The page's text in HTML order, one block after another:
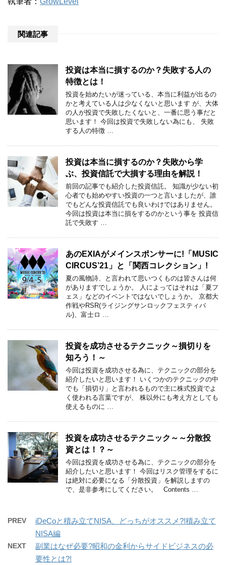
関連記事
投資は本当に損するのか？失敗する人の
特徴とは！
投資を始めたいが迷っている、本当に利益が出るの
かと考えている人は少なくないと思います が、大体
の人が投資で失敗したくないと、一番に思う事だと
思います！ 今回は投資で失敗しない為にも、 失敗
する人の特徴 …
投資は本当に損するのか？失敗から学
ぶ、投資信託で大損する理由を解説！
前回の記事でも紹介した投資信託。 知識が少ない初
心者でも始めやすい投資の一つと言いましたが、誰
でもどんな投資信託でも良いわけではありません。
今回は投資は本当に損をするのかという事を 投資信
託で失敗す …
あのEXIAがメインスポンサーに!「MUSIC
CIRCUS’21」と「関西コレクション」!
夏の風物詩、と言われて思いつくものは皆さんは何
がありますでしょうか。 人によってはそれは「夏フ
ェス」などのイベントではないでしょうか。 京都大
作戦やRSR(ライジングサンロックフェスティバ
ル)、富士ロ …
投資を成功させるテクニック～損切りを
知ろう！～
今回は投資を成功させる為に、テクニックの部分を
紹介したいと思います！ いくつかのテクニックの中
でも「損切り」と言われるもので主に株式投資でよ
く使われる言葉ですが、 株以外にも考え方としても
使えるものに …
投資を成功させるテクニック～～分散投
資とは！？～
今回は投資を成功させる為に、テクニックの部分を
紹介したいと思います！ 今回はリスク管理をするに
は絶対に必要になる「分散投資」を解説しますの
で、是非参考にしてください。 Contents …
PREV
iDeCoと積み立てNISA、どっちがオススメ?!積み立て
NISA編
NEXT
副業はなぜ必要?昭和の金利からサイドビジネスの必
要性とは?!